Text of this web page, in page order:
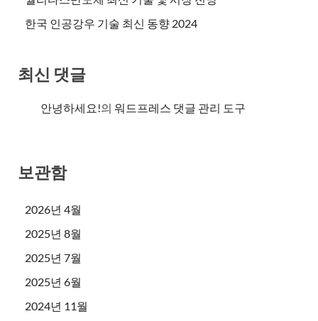
한국 인공강우 기술 최신 동향 2024
최신 댓글
안녕하세요!의 워드프레스 댓글 관리 도구
보관함
2026년 4월
2025년 8월
2025년 7월
2025년 6월
2024년 11월